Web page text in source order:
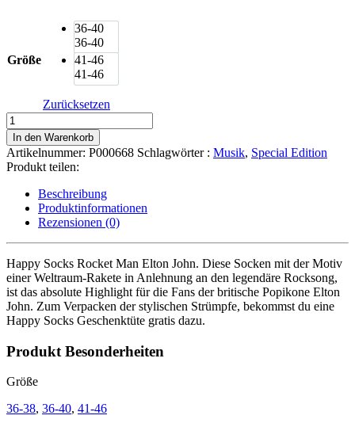
Größe
36-40
36-40
41-46
41-46
Zurücksetzen
Happy
Socks
Rocket
Man
Elton
John
Socken
Menge
In den Warenkorb
Artikelnummer: P000668 Schlagwörter : Musik, Special Edition
Produkt teilen:
Beschreibung
Produktinformationen
Rezensionen (0)
Happy Socks Rocket Man Elton John. Diese Socken mit der Motiv
einer Weltraum-Rakete in Anlehnung an den legendäre Rocksong,
ist das absolute Highlight für die Fans der britische Popikone Elton
John. Zum Verpacken der stylischen Strümpfe, bekommst du eine
Happy Socks Geschenktüte gratis dazu.
Produkt Besonderheiten
Größe
36-38, 36-40, 41-46